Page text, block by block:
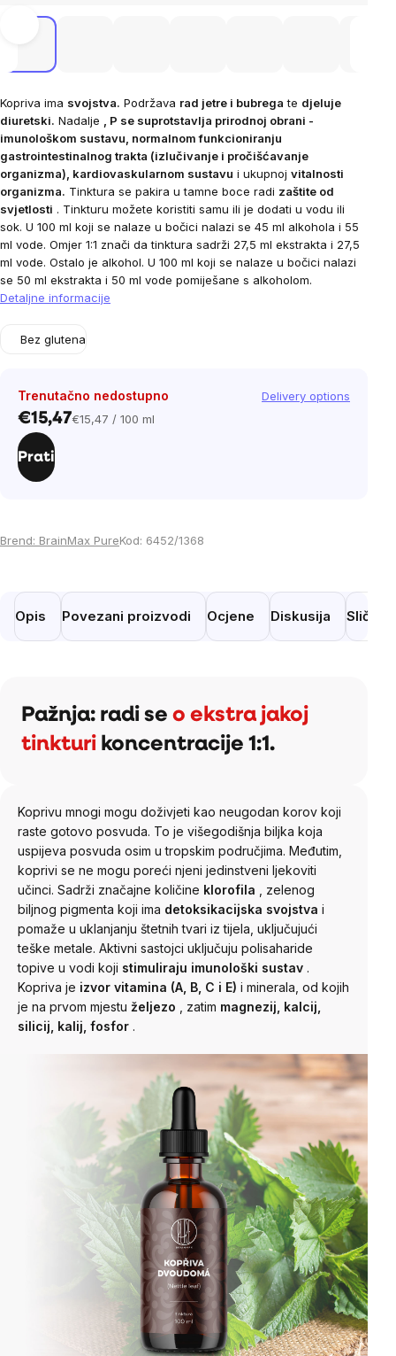
Kopriva ima svojstva. Podržava rad jetre i bubrega te djeluje
diuretski. Nadalje , P se suprotstavlja prirodnoj obrani -
imunološkom sustavu, normalnom funkcioniranju
gastrointestinalnog trakta (izlučivanje i pročišćavanje
organizma), kardiovaskularnom sustavu i ukupnoj vitalnosti
organizma. Tinktura se pakira u tamne boce radi zaštite od
svjetlosti . Tinkturu možete koristiti samu ili je dodati u vodu ili
sok. U 100 ml koji se nalaze u bočici nalazi se 45 ml alkohola i 55
ml vode. Omjer 1:1 znači da tinktura sadrži 27,5 ml ekstrakta i 27,5
ml vode. Ostalo je alkohol. U 100 ml koji se nalaze u bočici nalazi
se 50 ml ekstrakta i 50 ml vode pomiješane s alkoholom.
Detaljne informacije
Bez glutena
Trenutačno nedostupno Delivery options
€15,47Cijena
€15,47 / 100 ml
Prati
Brend: BrainMax PureKod: 6452/1368
Opis Povezani proizvodi Ocjene Diskusija Slični
Pažnja: radi se o ekstra jakoj
tinkturi koncentracije 1:1.
Koprivu mnogi mogu doživjeti kao neugodan korov koji
raste gotovo posvuda. To je višegodišnja biljka koja
uspijeva posvuda osim u tropskim područjima. Međutim,
koprivi se ne mogu poreći njeni jedinstveni ljekoviti
učinci. Sadrži značajne količine klorofila , zelenog
biljnog pigmenta koji ima detoksikacijska svojstva i
pomaže u uklanjanju štetnih tvari iz tijela, uključujući
teške metale. Aktivni sastojci uključuju polisaharide
topive u vodi koji stimuliraju imunološki sustav .
Kopriva je izvor vitamina (A, B, C i E) i minerala, od kojih
je na prvom mjestu željezo zatim magnezij, kalcij,
silicij, kalij, fosfor .